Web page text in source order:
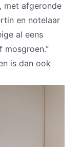
met afgeronde
en notelaar
al eens
is dan ook